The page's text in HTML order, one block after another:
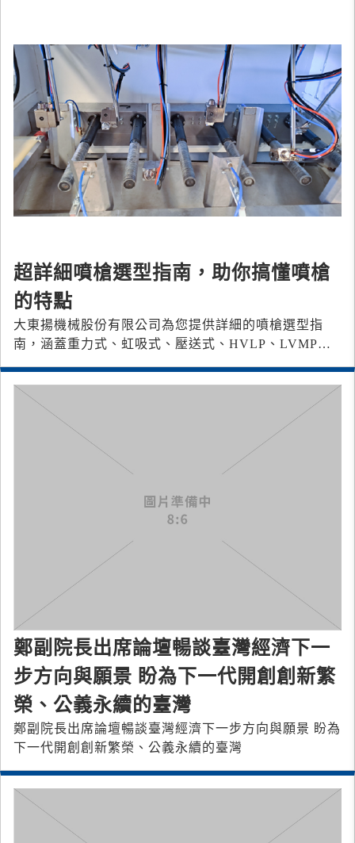
超詳細噴槍選型指南，助你搞懂噴槍
的特點
大東揚機械股份有限公司為您提供詳細的噴槍選型指
南，涵蓋重力式、虹吸式、壓送式、HVLP、LVMP、
鄭副院長出席論壇暢談臺灣經濟下一
步方向與願景 盼為下一代開創創新繁
榮、公義永續的臺灣
鄭副院長出席論壇暢談臺灣經濟下一步方向與願景 盼為
下一代開創創新繁榮、公義永續的臺灣